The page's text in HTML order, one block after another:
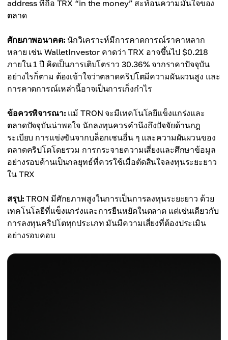
address ที่ถือ TRX “in the money” สะท้อนความมั่นใจของ
ตลาด
ศักยภาพอนาคต: นักวิเคราะห์มีการคาดการณ์ราคาหลาก
หลาย เช่น WalletInvestor คาดว่า TRX อาจขึ้นไป $0.218
ภายใน 1 ปี คิดเป็นการเติบโตราว 30.36% จากราคาปัจจุบัน
อย่างไรก็ตาม ต้องเข้าใจว่าตลาดคริปโตมีความผันผวนสูง และ
การคาดการณ์เหล่านี้อาจเป็นการเก็งกำไร
ข้อควรพิจารณา: แม้ TRON จะมีเทคโนโลยีแข็งแกร่งและ
ตลาดปัจจุบันน่าพอใจ นักลงทุนควรคำนึงถึงปัจจัยด้านกฎ
ระเบียบ การแข่งขันจากบล็อกเชนอื่น ๆ และความผันผวนของ
ตลาดคริปโตโดยรวม การกระจายความเสี่ยงและศึกษาข้อมูล
อย่างรอบด้านเป็นกลยุทธ์ที่ควรใช้เมื่อตัดสินใจลงทุนระยะยาว
ใน TRX
สรุป: TRON มีศักยภาพสูงในการเป็นการลงทุนระยะยาว ด้วย
เทคโนโลยีที่แข็งแกร่งและการยืนหยัดในตลาด แต่เช่นเดียวกับ
การลงทุนคริปโตทุกประเภท มันมีความเสี่ยงที่ต้องประเมิน
อย่างรอบคอบ